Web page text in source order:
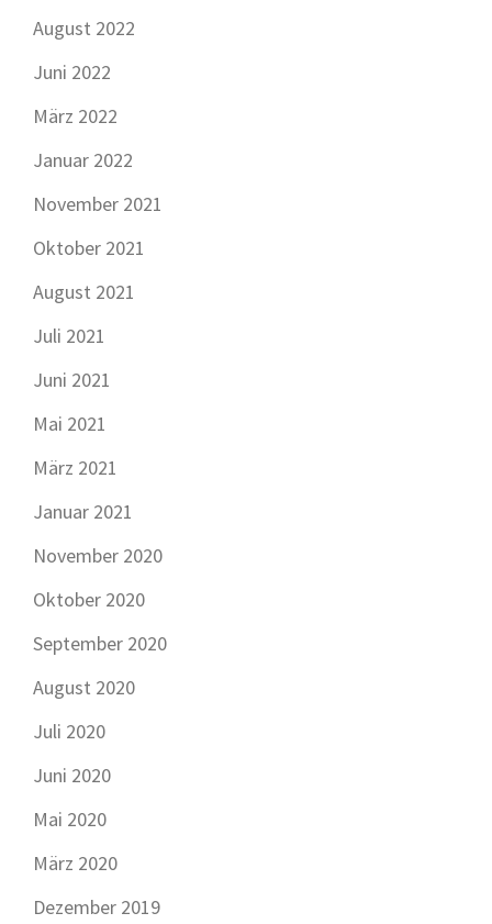
August 2022
Juni 2022
März 2022
Januar 2022
November 2021
Oktober 2021
August 2021
Juli 2021
Juni 2021
Mai 2021
März 2021
Januar 2021
November 2020
Oktober 2020
September 2020
August 2020
Juli 2020
Juni 2020
Mai 2020
März 2020
Dezember 2019